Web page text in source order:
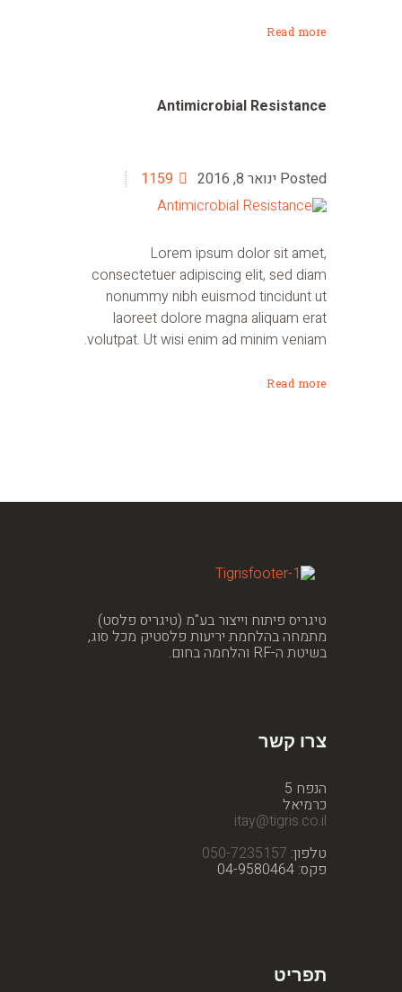
Read more
Antimicrobial Resistance
ינואר 8, 2016 1159
Lorem ipsum dolor sit amet,
consectetuer adipiscing elit, sed diam
nonummy nibh euismod tincidunt ut
laoreet dolore magna aliquam erat
volutpat. Ut wisi enim ad minim veniam.
Read more
טיגריס פיתוח וייצור בע"מ (טיגריס פלסט)
מתמחה בהלחמת יריעות פלסטיק מכל סוג,
בשיטת ה-RF והלחמה בחום.
צרו קשר
הנפח 5
כרמיאל
itay@tigris.co.il
טלפון: 050-7235157
פקס: 04-9580464
תפריט